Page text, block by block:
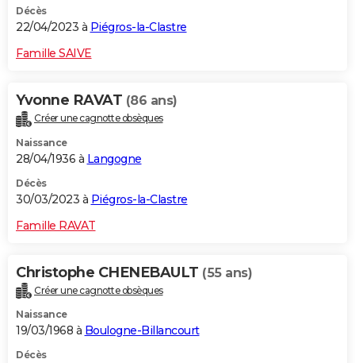
Décès
22/04/2023 à Piégros-la-Clastre
Famille SAIVE
Yvonne RAVAT (86 ans)
Créer une cagnotte obsèques
Naissance
28/04/1936 à Langogne
Décès
30/03/2023 à Piégros-la-Clastre
Famille RAVAT
Christophe CHENEBAULT (55 ans)
Créer une cagnotte obsèques
Naissance
19/03/1968 à Boulogne-Billancourt
Décès